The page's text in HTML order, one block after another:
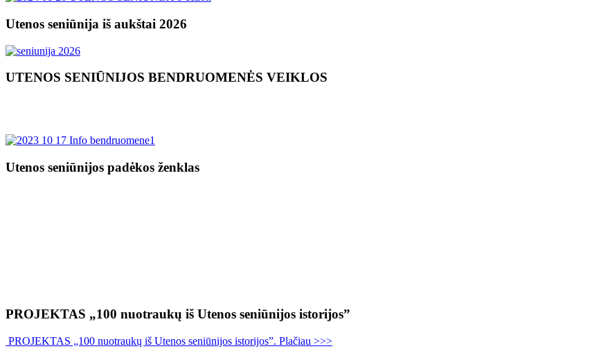
Utenos seniūnija iš aukštai 2026
UTENOS SENIŪNIJOS BENDRUOMENĖS VEIKLOS
Utenos seniūnijos padėkos ženklas
PROJEKTAS „100 nuotraukų iš Utenos seniūnijos istorijos”
PROJEKTAS „100 nuotraukų iš Utenos seniūnijos istorijos”. Plačiau >>>